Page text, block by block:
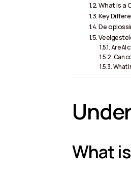
What is a
Key
De
Are AI
Can
What
What